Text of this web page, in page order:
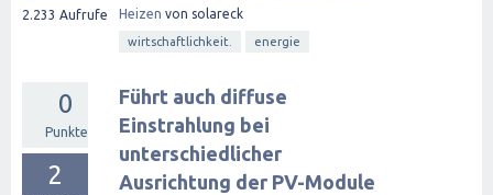
2.233 Aufrufe
Heizen von solareck
wirtschaftlichkeit. energie
0
Punkte
2
Führt auch diffuse
Einstrahlung bei
unterschiedlicher
Ausrichtung der PV-Module